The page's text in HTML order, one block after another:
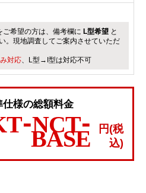
ご希望の方は、備考欄に L型希望 と
。現地調査してご案内させていただ
対応、L型→I型は対応不可
仕様の総額料金
NCT-
BASE
円(税
込)